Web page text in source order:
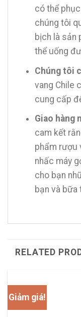
có thể
chúng tôi
bịch là sản
thể uống
Chúng tôi
vang Chile
cung cấp
Giao hàng
cam kết
phẩm rượu
nhấc máy
cho bạn
bạn và bữa
RELATED
Giảm giá!